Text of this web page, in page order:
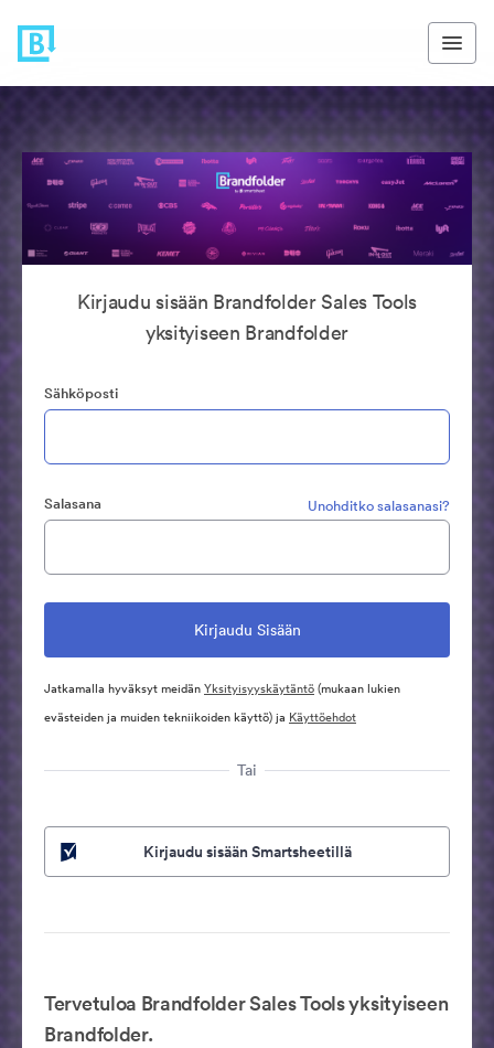
Kirjaudu sisään Brandfolder Sales Tools
yksityiseen Brandfolder
Sähköposti
Salasana Unohditko salasanasi?
Jatkamalla hyväksyt meidänYksityisyyskäytäntö(mukaan lukien
evästeiden ja muiden tekniikoiden käyttö) ja Käyttöehdot
Tai
Kirjaudu sisään Smartsheetillä
Tervetuloa Brandfolder Sales Tools yksityiseen
Brandfolder.